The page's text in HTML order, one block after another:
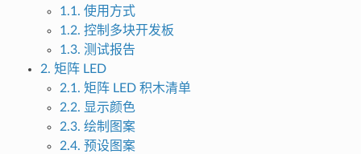
1.1. 使用方式
1.2. 控制多块开发板
1.3. 测试报告
2. 矩阵 LED
2.1. 矩阵 LED 积木清单
2.2. 显示颜色
2.3. 绘制图案
2.4. 预设图案